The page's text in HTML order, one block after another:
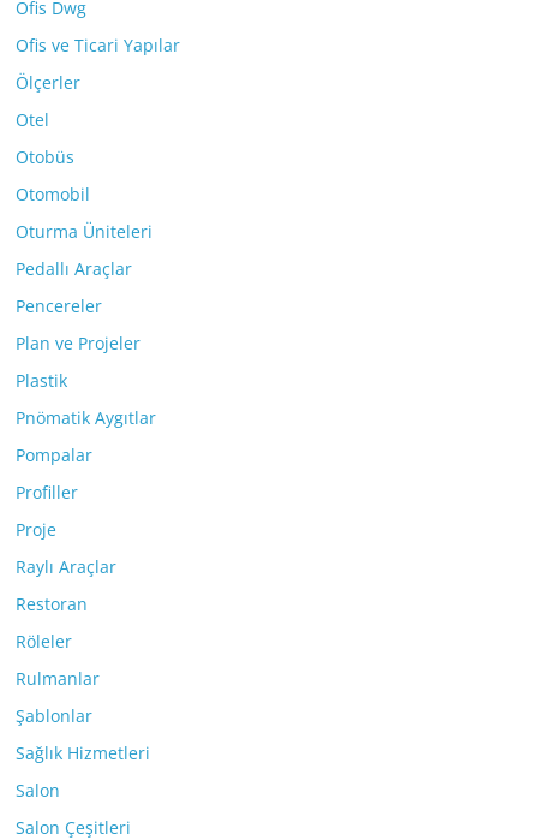
Ofis Dwg
Ofis ve Ticari Yapılar
Ölçerler
Otel
Otobüs
Otomobil
Oturma Üniteleri
Pedallı Araçlar
Pencereler
Plan ve Projeler
Plastik
Pnömatik Aygıtlar
Pompalar
Profiller
Proje
Raylı Araçlar
Restoran
Röleler
Rulmanlar
Şablonlar
Sağlık Hizmetleri
Salon
Salon Çeşitleri